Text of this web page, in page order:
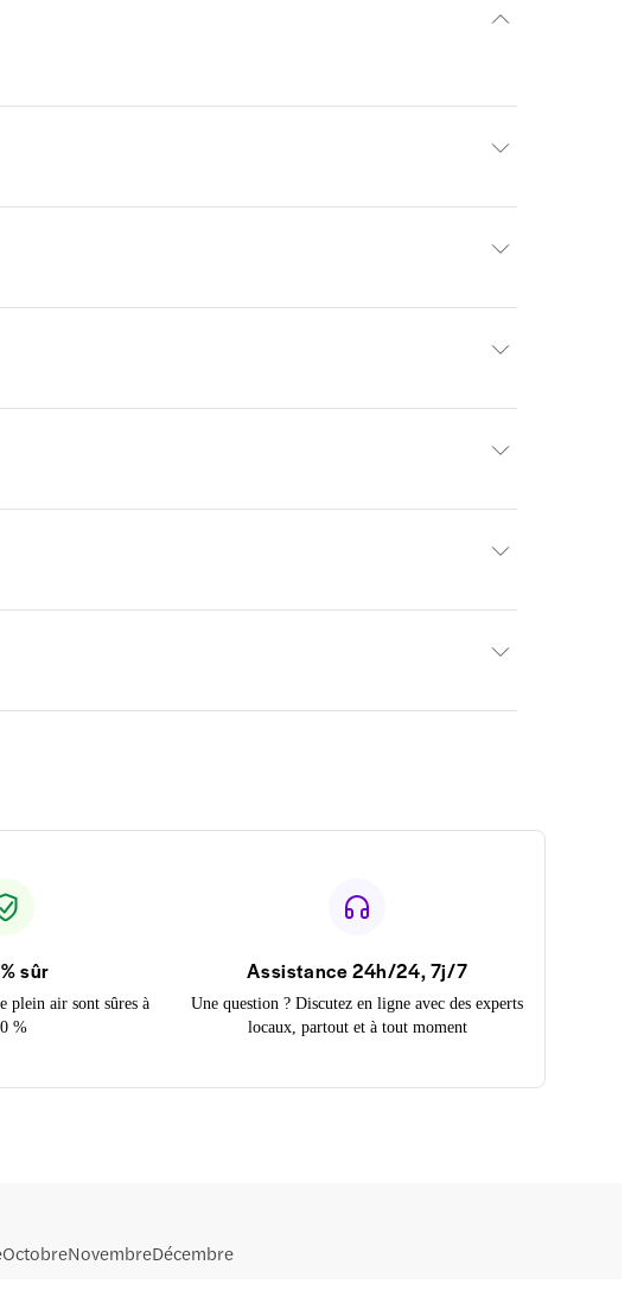
sûr
plein air sont sûres à
%
Assistance 24h/24, 7j/7
Une question ? Discutez en ligne avec des experts
locaux, partout et à tout moment
OctobreNovembreDécembre